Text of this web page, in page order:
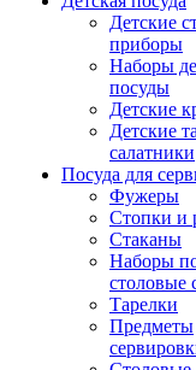
Детские
приборы
Наборы
посуды
Детские
Детские
салатники
Посуда для
Фужеры
Стопки и
Стаканы
Наборы
столовые
Тарелки
Предметы